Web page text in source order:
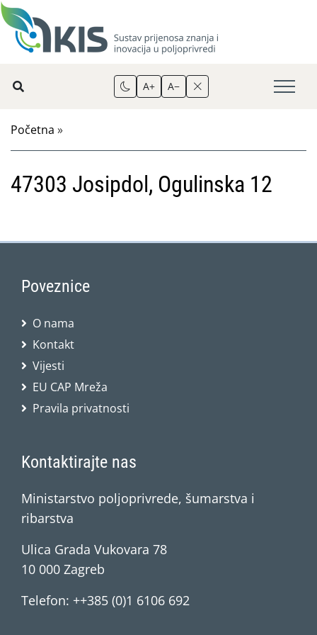
A+ A−
Početna »
47303 Josipdol, Ogulinska 12
Poveznice
O nama
Kontakt
Vijesti
EU CAP Mreža
Pravila privatnosti
Kontaktirajte nas
Ministarstvo poljoprivrede, šumarstva i
ribarstva
Ulica Grada Vukovara 78
10 000 Zagreb
Telefon: ++385 (0)1 6106 692